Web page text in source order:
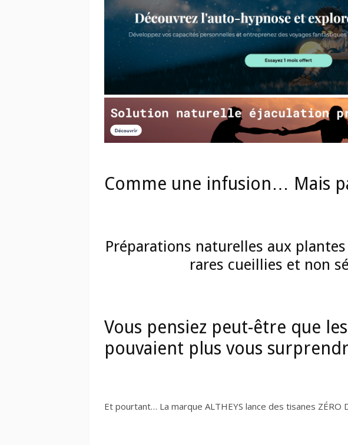
Comme une infusion… Mais
Préparations naturelles aux
rares cueillies et non
Vous pensiez peut-être que
pouvaient plus vous
Et pourtant… La marque ALTHEYS lance des tisanes ZÉRO